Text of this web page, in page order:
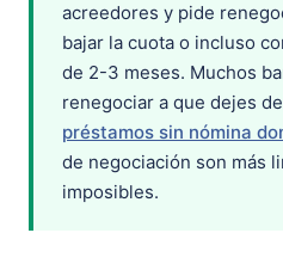
acreedores y pide
bajar la cuota o incluso
de 2-3 meses. Muchos
renegociar a que dejes
préstamos sin nómina
de negociación son más
imposibles.